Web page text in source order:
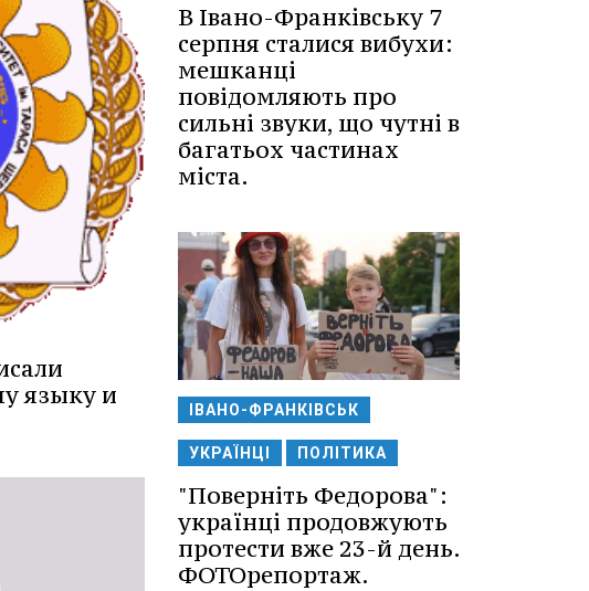
языку и
В Івано-Франківську 7
серпня сталися вибухи:
мешканці
повідомляють про
сильні звуки, що чутні в
багатьох частинах
міста.
ІВАНО-ФРАНКІВСЬК
УКРАЇНЦІ ПОЛІТИКА
"Поверніть Федорова":
українці продовжують
протести вже 23-й день.
ФОТОрепортаж.